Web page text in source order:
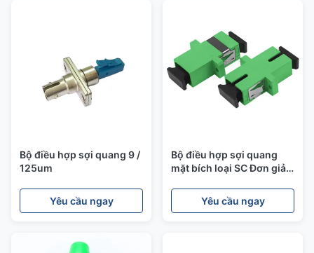
Bộ điều hợp sợi quang 9 /
125um
Yêu cầu ngay
Bộ điều hợp sợi quang
mặt bích loại SC Đơn giản
Yêu cầu ngay